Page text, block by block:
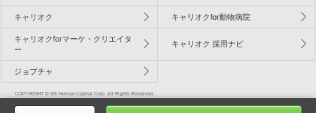
キャリオク キャリオクfor動物病院
キャリオクforマーケ・クリエイタ
ー
キャリオク 採用ナビ
ジョブチャ
COPYRIGHT © SB Human Capital Corp. All Rights Reserved.